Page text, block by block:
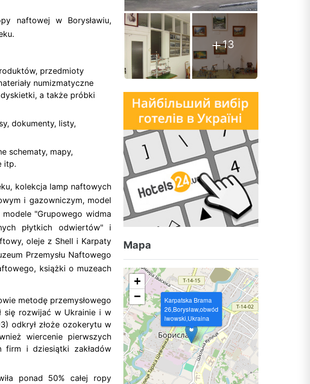
naftowej w Borysławiu,
przedmioty
numizmatyczne
a także próbki
dokumenty, listy,
schematy, mapy,
itp.
kolekcja lamp naftowych
i gazowniczym, model
"Grupowego widma
płytkich odwiertów" i
oleje z Shell i Karpaty
Przemysłu Naftowego
książki o muzeach
metodę przemysłowego
się rozwijać w Ukrainie i w
odkrył złoże ozokerytu w
wiercenie pierwszych
firm i dziesiątki zakładów
ponad 50% całej ropy
13
Mapa
Karpatska Brama
26,Borysław,obwód
lwowski,Ukraina
+
−